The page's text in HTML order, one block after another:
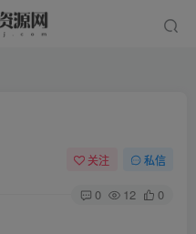
关注 私信
0 12 0